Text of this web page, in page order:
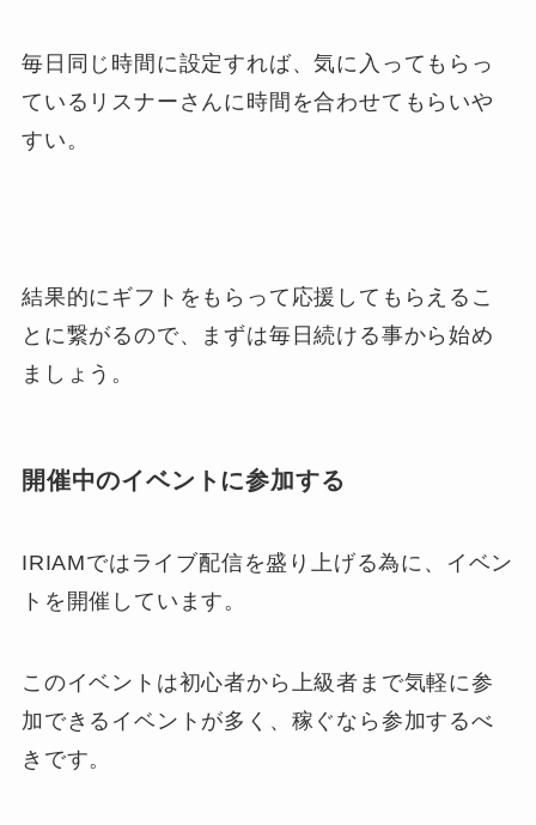
毎日同じ時間に設定すれば、気に入ってもらっ
ているリスナーさんに時間を合わせてもらいや
すい。
結果的にギフトをもらって応援してもらえるこ
とに繋がるので、まずは毎日続ける事から始め
ましょう。
開催中のイベントに参加する
IRIAMではライブ配信を盛り上げる為に、イベン
トを開催しています。
このイベントは初心者から上級者まで気軽に参
加できるイベントが多く、稼ぐなら参加するべ
きです。